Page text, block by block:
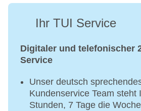
Ihr TUI Service
Digitaler und telefonischer
Service
Unser deutsch
Kundenservice Team steht
Stunden, 7 Tage die